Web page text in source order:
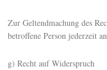
Zur Geltendmachung des
betroffene Person jederzeit
g) Recht auf Widerspruch